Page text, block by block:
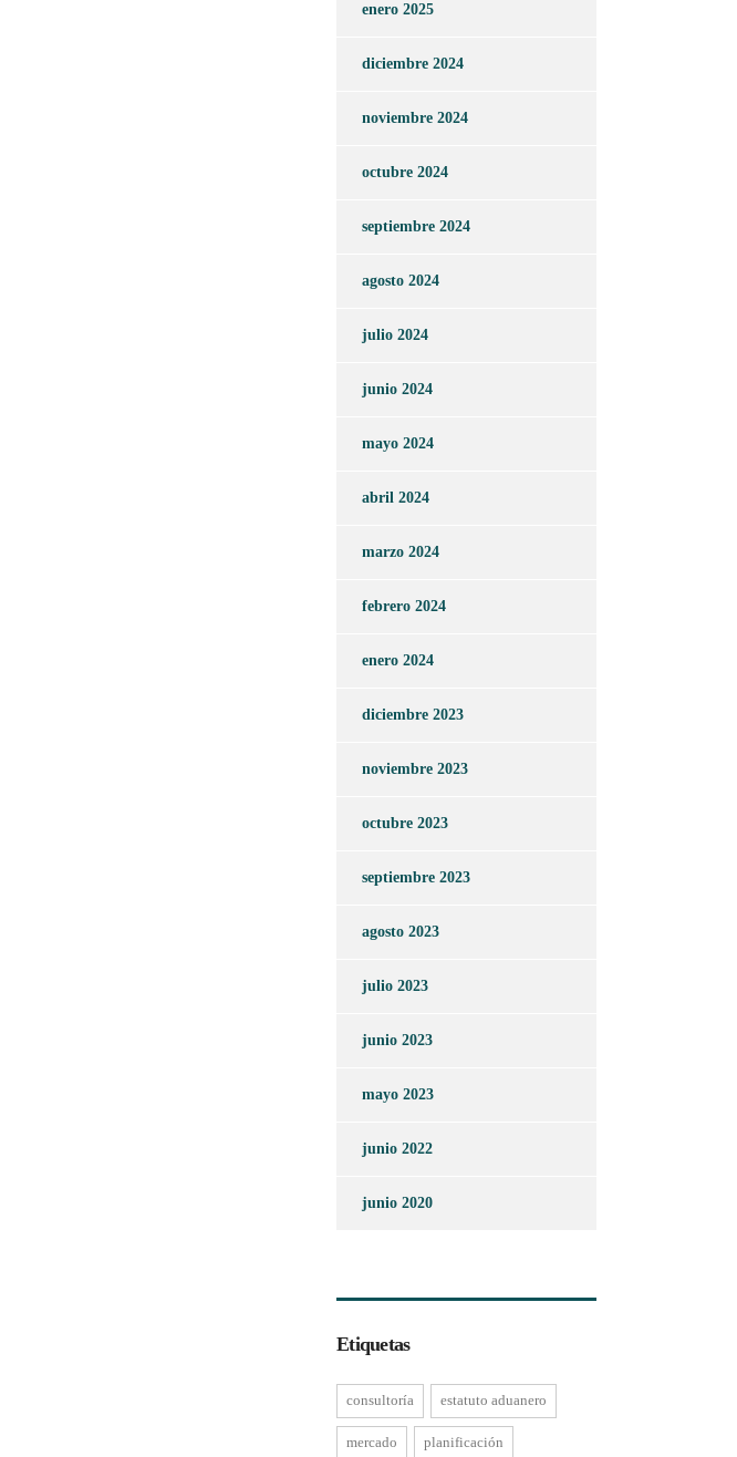
enero 2025
diciembre 2024
noviembre 2024
octubre 2024
septiembre 2024
agosto 2024
julio 2024
junio 2024
mayo 2024
abril 2024
marzo 2024
febrero 2024
enero 2024
diciembre 2023
noviembre 2023
octubre 2023
septiembre 2023
agosto 2023
julio 2023
junio 2023
mayo 2023
junio 2022
junio 2020
Etiquetas
consultoría estatuto aduanero
mercado planificación